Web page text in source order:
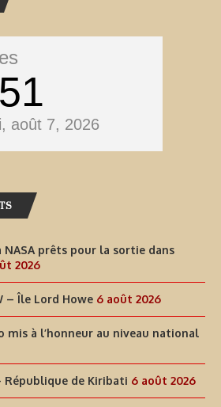
51
août 7, 2026
NASA prêts pour la sortie dans
2026
– Île Lord Howe 6 août 2026
mis à l’honneur au niveau national
de Kiribati 6 août 2026